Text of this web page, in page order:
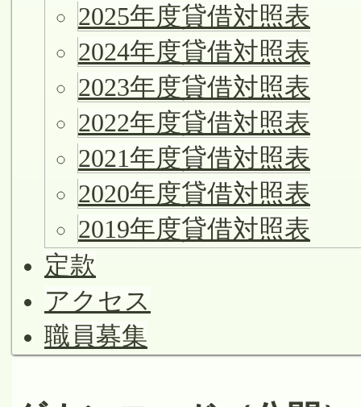
2025年度貸借対照表
2024年度貸借対照表
2023年度貸借対照表
2022年度貸借対照表
2021年度貸借対照表
2020年度貸借対照表
2019年度貸借対照表
定款
アクセス
職員募集